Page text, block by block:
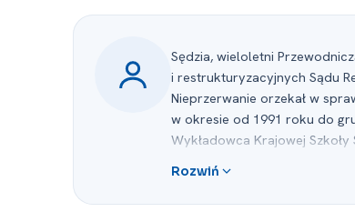
Sędzia, wieloletni
i restrukturyzacyjnych Sądu
Nieprzerwanie orzekał w
w okresie od 1991 roku do
Wykładowca Krajowej
Współpracuje z Okręgową
Adwokacką w Krakowie i
Rozwiń